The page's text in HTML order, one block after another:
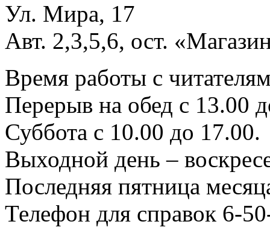
Ул. Мира, 17
Авт. 2,3,5,6, ост.
Время работы с
Перерыв на обед с 13.00
Суббота с 10.00 до 17.00.
Выходной день –
Последняя пятница
Телефон для справок 6-